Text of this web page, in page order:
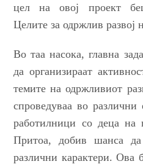
цел на овој проект
Целите за одржлив развој
Во таа насока, главна
да организираат
темите на одржливиот
спроведуваа во
работилници со деца на
Притоа, добив шанса
различни карактери.Ова